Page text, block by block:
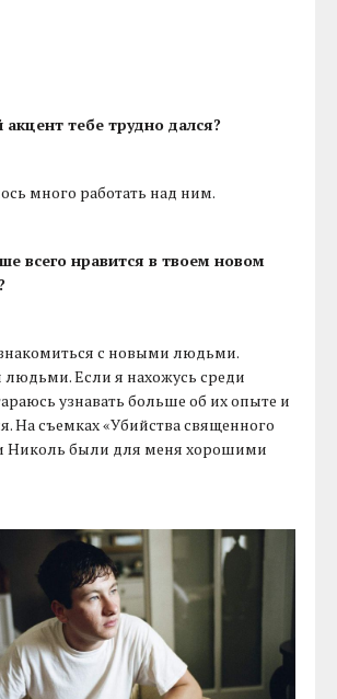
тебе трудно дался?
много работать над ним.
всего нравится в твоем новом
с новыми людьми.
Если я нахожусь среди
узнавать больше об их опыте и
На съемках «Убийства священного
Николь были для меня хорошими